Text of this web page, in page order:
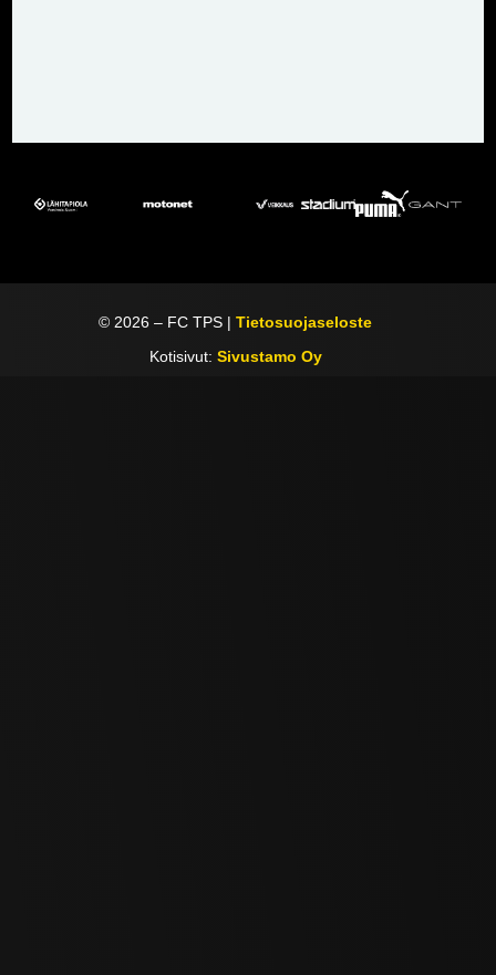
© 2026 – FC TPS |Tietosuojaseloste
Kotisivut: Sivustamo Oy